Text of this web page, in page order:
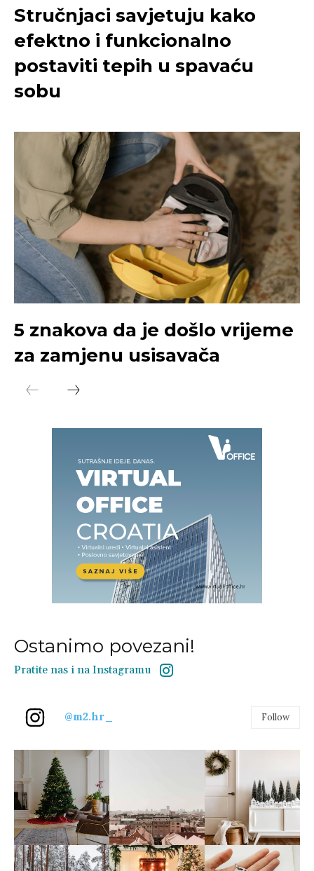
Stručnjaci savjetuju kako
efektno i funkcionalno
postaviti tepih u spavaću
sobu
5 znakova da je došlo vrijeme
za zamjenu usisavača
Ostanimo povezani!
Pratite nas i na Instagramu
@m2.hr_ Follow